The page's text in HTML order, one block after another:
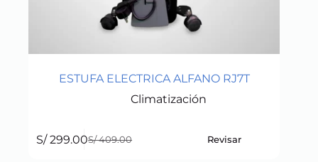
ESTUFA ELECTRICA ALFANO RJ7T
Climatización
S/409.00
Original
S/299.00Current
Revisar